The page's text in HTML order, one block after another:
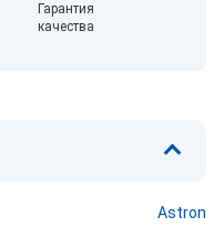
Гарантия
качества
Astron